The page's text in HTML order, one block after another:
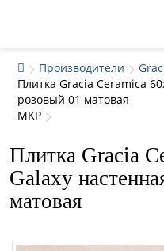
Производители
Плитка Gracia Ceramica
розовый 01 матовая
MKP
Плитка Gracia
Galaxy
матовая